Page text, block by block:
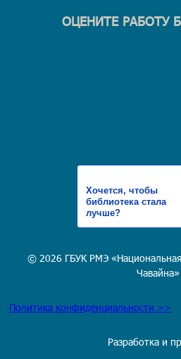
ОЦЕНИТЕ РАБОТУ
Хочется, чтобы
библиотека стала
лучше?
© 2026 ГБУК РМЭ
Чавайна»
Политика конфиденциальности >>
Разработка и